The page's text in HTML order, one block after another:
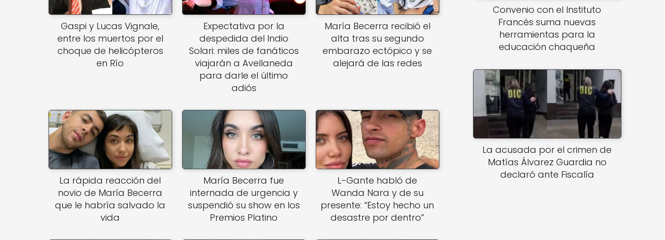
Gaspi y Lucas Vignale,
entre los muertos por el
choque de helicópteros
en Río
Expectativa por la
despedida del Indio
Solari: miles de fanáticos
viajarán a Avellaneda
para darle el último
adiós
María Becerra recibió el
alta tras su segundo
embarazo ectópico y se
alejará de las redes
La rápida reacción del
novio de María Becerra
que le habría salvado la
vida
María Becerra fue
internada de urgencia y
suspendió su show en los
Premios Platino
L-Gante habló de
Wanda Nara y de su
presente: “Estoy hecho un
desastre por dentro”
Convenio con el Instituto
Francés suma nuevas
herramientas para la
educación chaqueña
La acusada por el crimen de
Matías Álvarez Guardia no
declaró ante Fiscalía